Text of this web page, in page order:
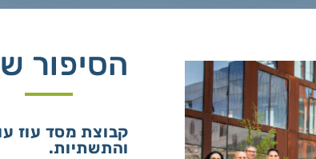
הסיפור
קבוצת מסד עוז
והתשתיות.